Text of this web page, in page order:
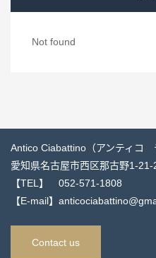
Not found
Antico Ciabattino（アンティコ
愛知県名古屋市西区那古野1-
【TEL】 052-571-1808
【E-mail】
Contact us